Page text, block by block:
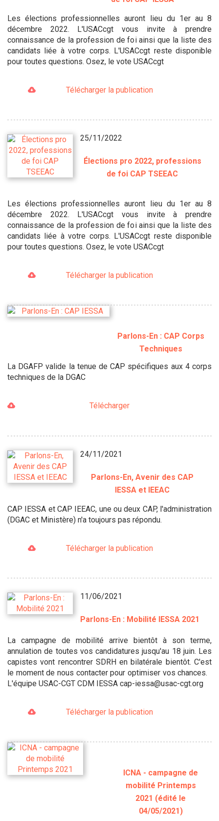
Les élections professionnelles auront lieu du 1er au 8
décembre 2022. L'USACcgt vous invite à prendre
connaissance de la profession de foi ainsi que la liste des
candidats liée à votre corps. L'USACcgt reste disponible
pour toutes questions. Osez, le vote USACcgt
Télécharger la publication
25/11/2022
Élections pro 2022, professions
de foi CAP TSEEAC
Les élections professionnelles auront lieu du 1er au 8
décembre 2022. L'USACcgt vous invite à prendre
connaissance de la profession de foi ainsi que la liste des
candidats liée à votre corps. L'USACcgt reste disponible
pour toutes questions. Osez, le vote USACcgt
Télécharger la publication
Parlons-En : CAP Corps
Techniques
La DGAFP valide la tenue de CAP spécifiques aux 4 corps
techniques de la DGAC
Télécharger
24/11/2021
Parlons-En, Avenir des CAP
IESSA et IEEAC
CAP IESSA et CAP IEEAC, une ou deux CAP, l'administration
(DGAC et Ministère) n'a toujours pas répondu.
Télécharger la publication
11/06/2021
Parlons-En : Mobilité IESSA 2021
La campagne de mobilité arrive bientôt à son terme,
annulation de toutes vos candidatures jusqu'au 18 juin. Les
capistes vont rencontrer SDRH en bilatérale bientôt. C'est
le moment de nous contacter pour optimiser vos chances.
L'équipe USAC-CGT CDM IESSA cap-iessa@usac-cgt.org
Télécharger la publication
ICNA - campagne de
mobilité Printemps
2021 (édité le
04/05/2021)